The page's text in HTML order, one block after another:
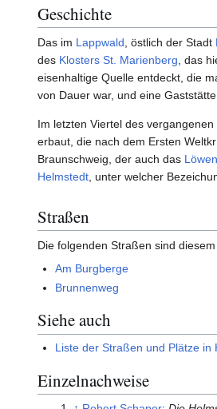
Geschichte
Das im Lappwald , östlich der Stadt
des Klosters St. Marienberg , das
eisenhaltige Quelle entdeckt, die
von Dauer war, und eine
Im letzten Viertel des
erbaut, die nach dem Ersten
Braunschweig, der auch das
Helmstedt , unter welcher
Straßen
Die folgenden Straßen sind
Am Burgberge
Brunnenweg
Siehe auch
Liste der Straßen und Plätze in
Einzelnachweise